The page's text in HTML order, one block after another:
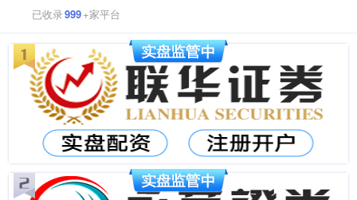
已收录999+家平台